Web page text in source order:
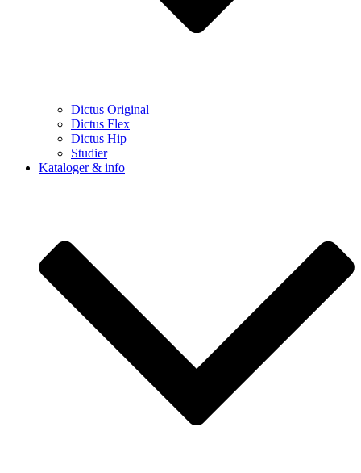
Dictus Original
Dictus Flex
Dictus Hip
Studier
Kataloger & info